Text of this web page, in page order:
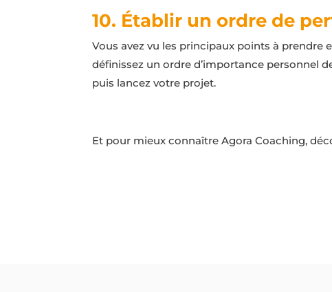
10. Établir un ordre de
Vous avez vu les principaux points à
définissez un ordre d’importance personnel
puis lancez votre projet.
Et pour mieux connaître Agora Coaching,